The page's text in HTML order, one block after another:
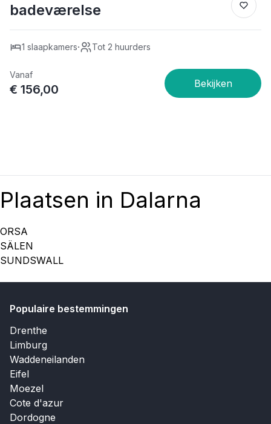
badeværelse
1 slaapkamers· Tot 2 huurders
Vanaf
€ 156,00
Plaatsen in Dalarna
ORSA
SÄLEN
SUNDSWALL
Populaire bestemmingen
Drenthe
Limburg
Waddeneilanden
Eifel
Moezel
Cote d'azur
Dordogne